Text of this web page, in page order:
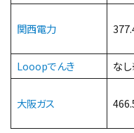
関西電力
Looopでんき
な
大阪ガス